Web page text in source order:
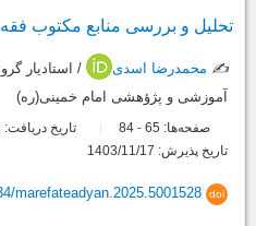
تحلیل و بررسی منابع مکتوب
✍️ محمدرضا اسدی
/ استادیار
آموزشی و پژؤهشی امام خمینی(ره)
صفحه‌ها: 65
-
تاریخ دریافت: 1403/10/18
تاریخ پذیرش: 1403/11/17
doi
marefateadyan.2025.5001528